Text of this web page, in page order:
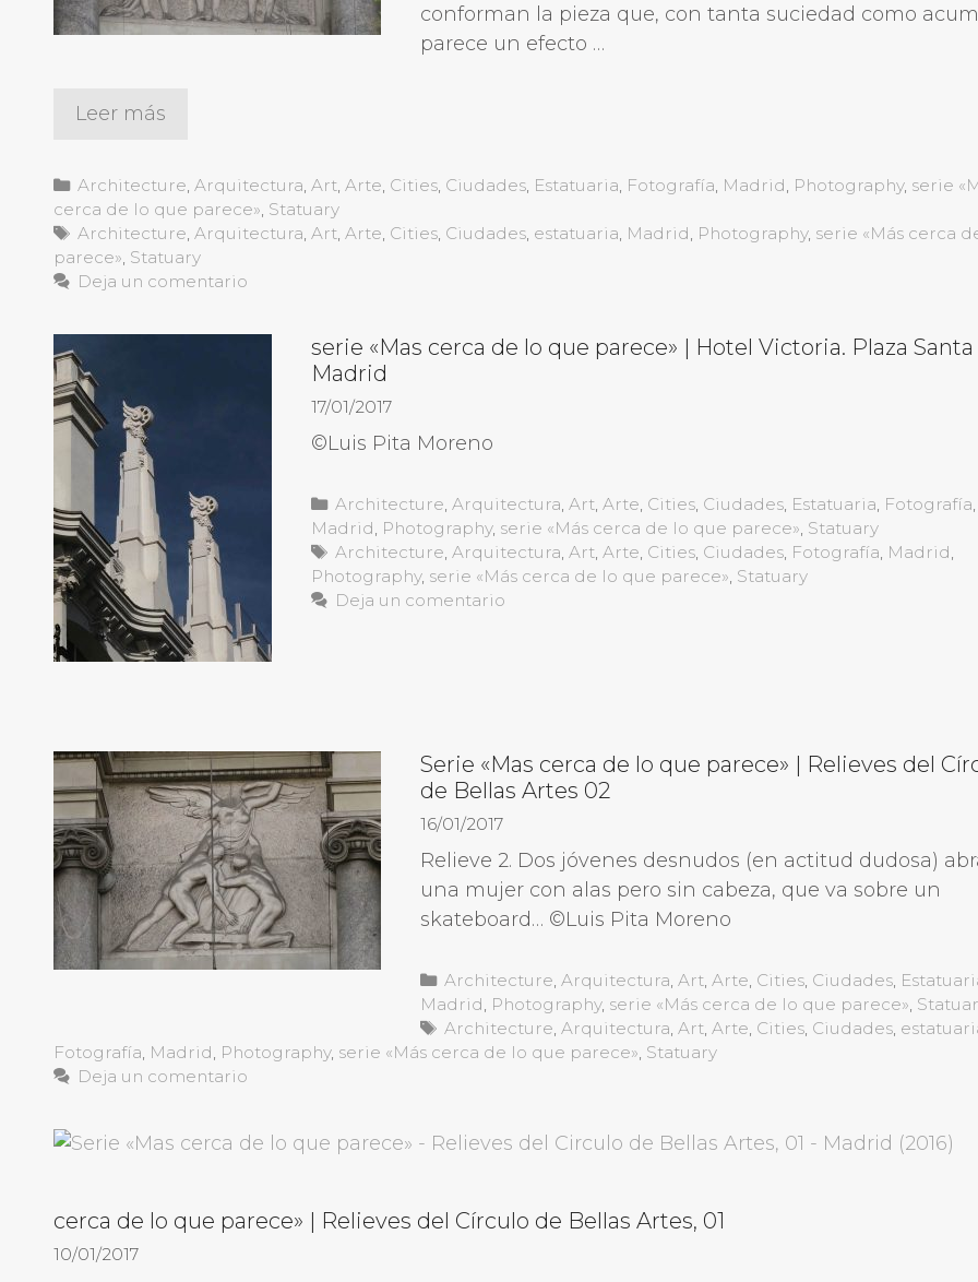
conforman la pieza que, con tanta suciedad como
parece un efecto …
Leer más
Categorías
Architecture Arquitectura Art Arte Cities Ciudades Estatuaria Fotografía Madrid Photography, serie
cerca de lo que parece» Statuary
Etiquetas
Architecture Arquitectura Art Arte Cities Ciudades estatuaria Madrid Photography, serie «Más cerca
parece» Statuary
Deja un comentario
serie «Mas cerca de lo que parece» | Hotel Victoria. Plaza
Madrid
17/01/2017
©Luis Pita Moreno
Categorías
Architecture Arquitectura Art Arte Cities Ciudades Estatuaria Fotografía
Madrid Photography, serie «Más cerca de lo que parece» Statuary
Etiquetas
Architecture Arquitectura Art Arte Cities Ciudades Fotografía Madrid
Photography, serie «Más cerca de lo que parece» Statuary
Deja un comentario
Serie «Mas cerca de lo que parece» | Relieves del
de Bellas Artes 02
16/01/2017
Relieve 2. Dos jóvenes desnudos (en actitud dudosa)
una mujer con alas pero sin cabeza, que va sobre un
skateboard… ©Luis Pita Moreno
Categorías
Architecture Arquitectura Art Arte Cities Ciudades
Madrid Photography, serie «Más cerca de lo que parece»
Etiquetas
Architecture Arquitectura Art Arte Cities Ciudades
Fotografía Madrid Photography, serie «Más cerca de lo que parece» Statuary
Deja un comentario
cerca de lo que parece» | Relieves del Círculo de Bellas Artes, 01
10/01/2017